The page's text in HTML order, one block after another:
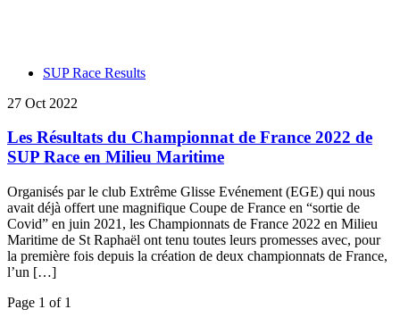
SUP Race Results
27 Oct 2022
Les Résultats du Championnat de France 2022 de
SUP Race en Milieu Maritime
Organisés par le club Extrême Glisse Evénement (EGE) qui nous
avait déjà offert une magnifique Coupe de France en “sortie de
Covid” en juin 2021, les Championnats de France 2022 en Milieu
Maritime de St Raphaël ont tenu toutes leurs promesses avec, pour
la première fois depuis la création de deux championnats de France,
l’un […]
Page 1 of 1